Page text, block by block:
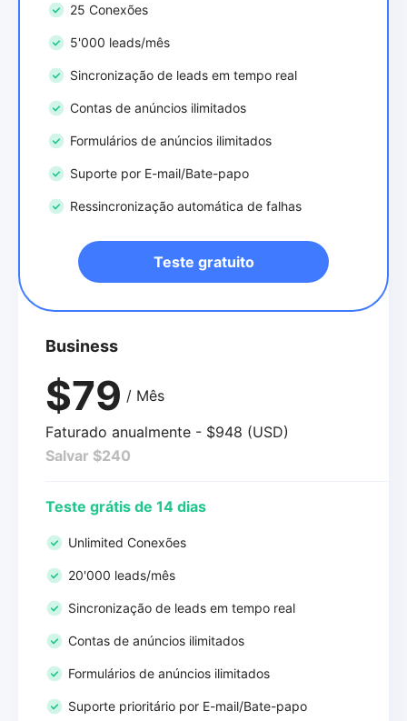
25 Conexões
5'000 leads/mês
Sincronização de leads em tempo real
Contas de anúncios ilimitados
Formulários de anúncios ilimitados
Suporte por E-mail/Bate-papo
Ressincronização automática de falhas
Teste gratuito
Business
$79 / Mês
Faturado anualmente - $948 (USD)
Salvar $240
Teste grátis de 14 dias
Unlimited Conexões
20'000 leads/mês
Sincronização de leads em tempo real
Contas de anúncios ilimitados
Formulários de anúncios ilimitados
Suporte prioritário por E-mail/Bate-papo